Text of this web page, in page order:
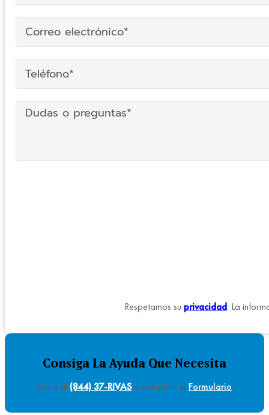
Respetamos su privacidad. La
Consiga La Ayuda Que Necesita
Llame al (844) 37-RIVASo complete el Formulario.